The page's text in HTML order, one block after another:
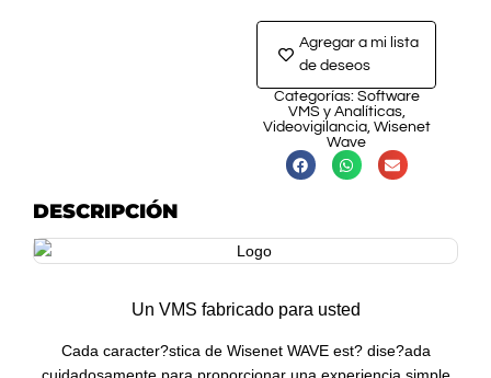
Agregar a mi lista
de deseos
Categorías: Software
VMS y Analíticas,
Videovigilancia, Wisenet
Wave
DESCRIPCIÓN
Un VMS fabricado para usted
Cada caracter?stica de Wisenet WAVE est? dise?ada